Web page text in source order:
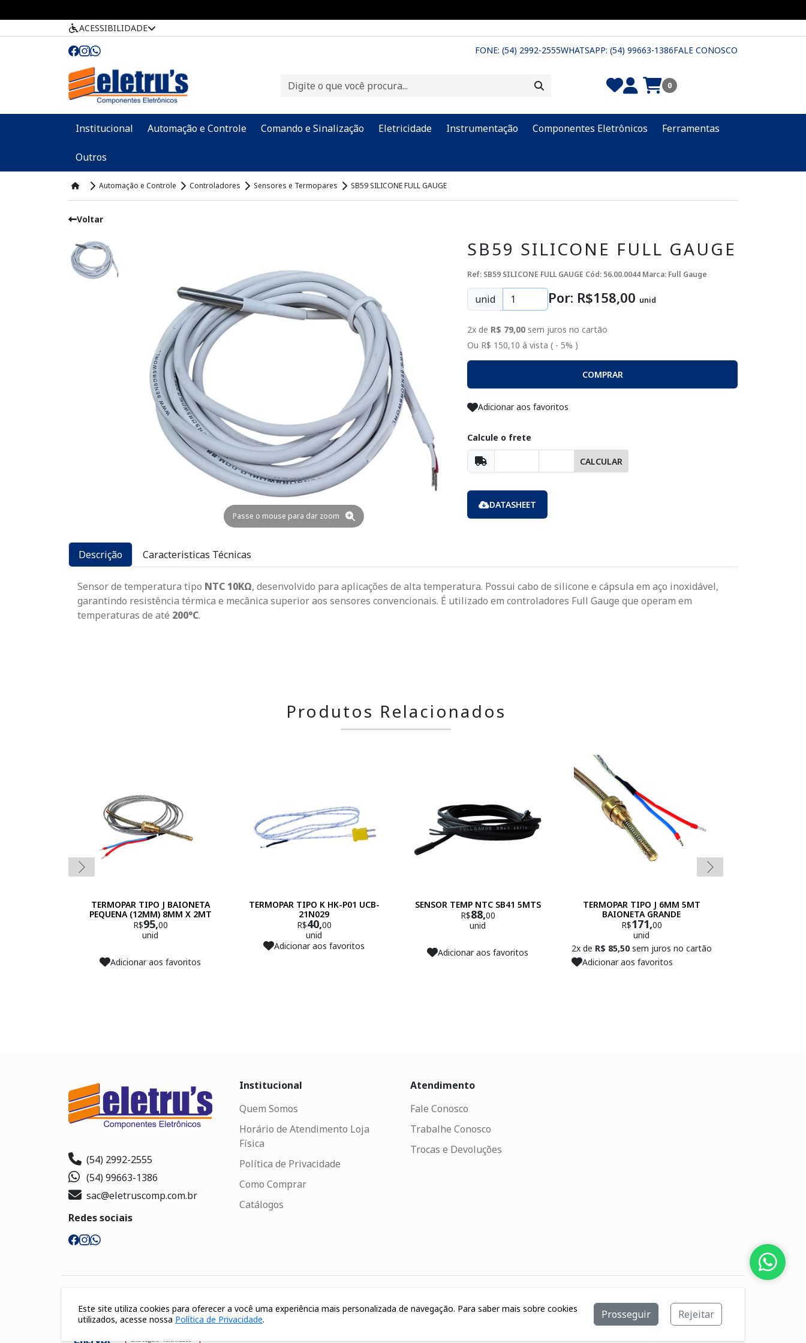
ACESSIBILIDADE
FONE: (54) 2992-2555WHATSAPP: (54) 99663-1386FALE CONOSCO
0
Institucional Automação e Controle Comando e Sinalização Eletricidade Instrumentação Componentes Eletrônicos Ferramentas
Outros
Automação e Controle Controladores Sensores e Termopares SB59 SILICONE FULL GAUGE
Voltar
Passe o mouse para dar zoom
SB59 SILICONE FULL GAUGE
Ref: SB59 SILICONE FULL GAUGE Cód: 56.00.0044 Marca: Full Gauge
unid Por: R$158,00 unid
2x de R$ 79,00 sem juros no cartão
Ou R$ 150,10 à vista ( - 5% )
COMPRAR
Adicionar aos favoritos
Calcule o frete
CALCULAR
DATASHEET
Descrição Caracteristicas Técnicas
Sensor de temperatura tipo NTC 10KΩ, desenvolvido para aplicações de alta temperatura. Possui cabo de silicone e cápsula em aço inoxidável,
garantindo resistência térmica e mecânica superior aos sensores convencionais. É utilizado em controladores Full Gauge que operam em
temperaturas de até 200°C.
Produtos Relacionados
TERMOPAR TIPO J BAIONETA
PEQUENA (12MM) 8MM X 2MT
R$95,00
unid
Adicionar aos favoritos
TERMOPAR TIPO K HK-P01 UCB-
21N029
R$40,00
unid
Adicionar aos favoritos
SENSOR TEMP NTC SB41 5MTS
R$88,00
unid
Adicionar aos favoritos
TERMOPAR TIPO J 6MM 5MT
BAIONETA GRANDE
R$171,00
unid
2x de R$ 85,50sem juros no cartão
Adicionar aos favoritos
(54) 2992-2555
(54) 99663-1386
sac@eletruscomp.com.br
Redes sociais
Institucional
Quem Somos
Horário de Atendimento Loja
Física
Política de Privacidade
Como Comprar
Catálogos
Atendimento
Fale Conosco
Trabalhe Conosco
Trocas e Devoluções
Segurança
Este site utiliza cookies para oferecer a você uma experiência mais personalizada de navegação. Para saber mais sobre cookies
utilizados, acesse nossa Política de Privacidade. Prosseguir Rejeitar